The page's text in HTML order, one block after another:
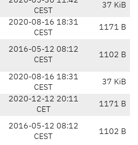
CEST
37 KiB
2020-08-16 18:31
CEST
1171 B
2016-05-12 08:12
CEST
1102 B
2020-08-16 18:31
CEST
37 KiB
2020-12-12 20:11
CET
1171 B
2016-05-12 08:12
CEST
1102 B